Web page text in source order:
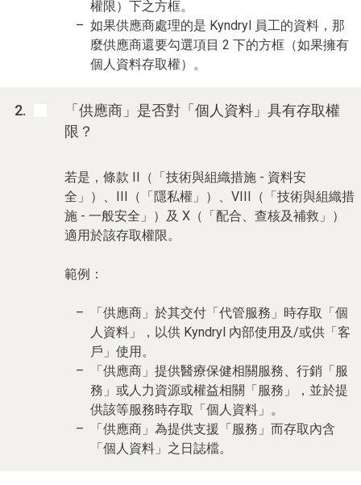
權限）下之方框。
如果供應商處理的是 Kyndryl 員工的資料，那
麼供應商還要勾選項目 2 下的方框（如果擁有
個人資料存取權）。
「供應商」是否對「個人資料」具有存取權
限？
若是，條款 II（「技術與組織措施 - 資料安
全」）、III（「隱私權」）、VIII（「技術與組織措
施 - 一般安全」）及 X（「配合、查核及補救」）
適用於該存取權限。
範例：
「供應商」於其交付「代管服務」時存取「個
人資料」，以供 Kyndryl 內部使用及/或供「客
戶」使用。
「供應商」提供醫療保健相關服務、行銷「服
務」或人力資源或權益相關「服務」，並於提
供該等服務時存取「個人資料」。
「供應商」為提供支援「服務」而存取內含
「個人資料」之日誌檔。